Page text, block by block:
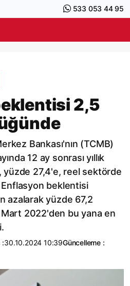
533 053 44 95
2,5
Bankası'nın (TCMB)
12 ay sonrası yıllık
27,4'e, reel sektörde
beklentisi
azalarak yüzde 67,2
2022'den bu yana en
:30.10.2024 10:39Güncelleme :